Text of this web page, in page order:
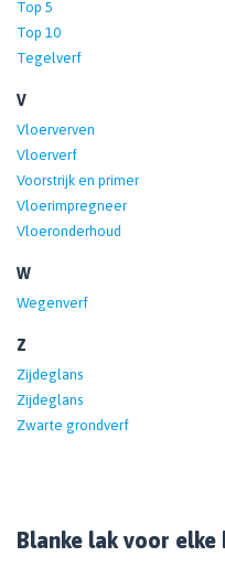
Top 5
Top 10
Tegelverf
V
Vloerverven
Vloerverf
Voorstrijk en primer
Vloerimpregneer
Vloeronderhoud
W
Wegenverf
Z
Zijdeglans
Zijdeglans
Zwarte grondverf
Blanke lak voor